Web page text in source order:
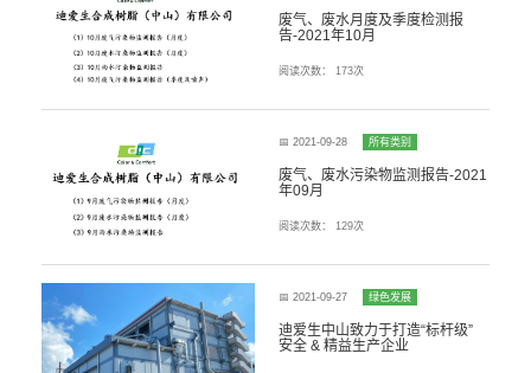
废气、废水月度及季度检测报
告-2021年10月
阅读次数： 173次
📅 2021-09-28 所有类别
废气、废水污染物监测报告-2021
年09月
阅读次数： 129次
📅 2021-09-27 绿色发展
迪爱生中山致力于打造“标杆级”
安全 & 精益生产企业